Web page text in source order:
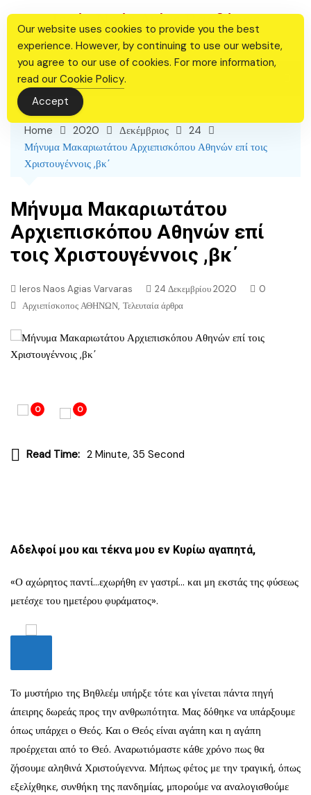
content
Ιερός Ναός Αγίας Βαρβάρας
Θεσσαλονίκης
Home 2020 Δεκέμβριος
24
Μήνυμα Μακαριωτάτου Αρχιεπισκόπου Αθηνών επί τοις
Χριστουγέννοις ,βκ΄
Μήνυμα Μακαριωτάτου
Αρχιεπισκόπου Αθηνών επί
τοις Χριστουγέννοις ,βκ΄
Ieros Naos Agias Varvaras 24 Δεκεμβρίου 2020
0
Αρχιεπίσκοπος ΑΘΗΝΩΝ, Τελευταία άρθρα
0 0
Read Time: 2 Minute, 35 Second
Αδελφοί μου και τέκνα μου εν Κυρίω αγαπητά,
«Ο αχώρητος παντί…εχωρήθη εν γαστρί… και μη εκστάς της φύσεως
μετέσχε του ημετέρου φυράματος».
Το μυστήριο της Βηθλεέμ υπήρξε τότε και γίνεται πάντα πηγή
άπειρης δωρεάς προς την ανθρωπότητα. Μας δόθηκε να υπάρξουμε
όπως υπάρχει ο Θεός. Και ο Θεός είναι αγάπη και η αγάπη
προέρχεται από το Θεό. Αναρωτιόμαστε κάθε χρόνο πως θα
ζήσουμε αληθινά Χριστούγεννα. Μήπως φέτος με την τραγική, όπως
εξελίχθηκε, συνθήκη της πανδημίας, μπορούμε να αναλογισθούμε
Our website uses cookies to provide you the best
experience. However, by continuing to use our website,
you agree to our use of cookies. For more information,
read our Cookie Policy.
Accept